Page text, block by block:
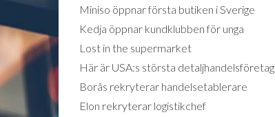
Miniso öppnar första butiken i Sverige
Kedja öppnar kundklubben för unga
Lost in the supermarket
Här är USA:s största detaljhandelsföretag
Borås rekryterar handelsetablerare
Elon rekryterar logistikchef